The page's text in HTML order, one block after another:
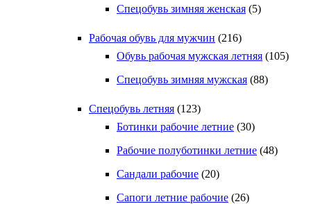
Спецобувь зимняя женская (5)
Рабочая обувь для мужчин (216)
Обувь рабочая мужская летняя (105)
Спецобувь зимняя мужская (88)
Спецобувь летняя (123)
Ботинки рабочие летние (30)
Рабочие полуботинки летние (48)
Сандали рабочие (20)
Сапоги летние рабочие (26)